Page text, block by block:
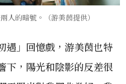
人的暗號。（游美茵提供）
遇」回憶戲，游美茵也特
下，陽光和陰影的反差很